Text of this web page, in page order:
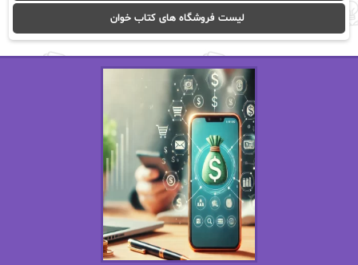
ا_اصغر زاده ا_اصغرزاده
اریک مورگنشترن از نیلوفر لاری
اصغر زاده
اکرم محمدی
الف صاد
الکساندر دوما
الناز پاکپور‌
لیست فروشگاه های کتاب خوان